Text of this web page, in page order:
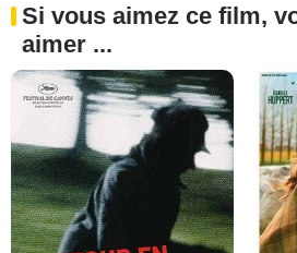
Si vous aimez ce film,
aimer ...